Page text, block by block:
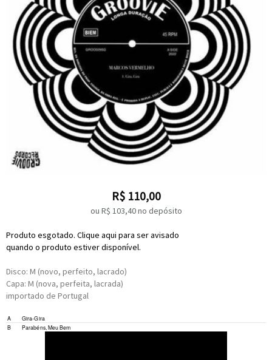
R$ 110,00
ou R$ 103,40no depósito
Produto esgotado. Clique aqui para ser avisado
quando o produto estiver disponível.
Disco: M (novo, perfeito, lacrado)
Capa: M (nova, perfeita, lacrada)
importado de Portugal
A Gira-Gira
Composed By –
B Parabéns, Meu Bem